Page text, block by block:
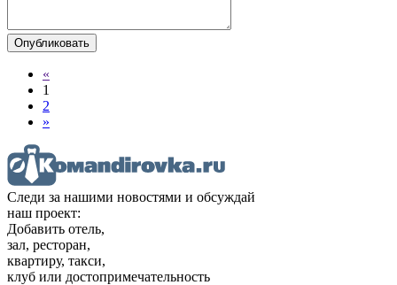
«
1
2
»
Следи за нашими новостями и обсуждай
наш проект:
Добавить отель,
зал, ресторан,
квартиру, такси,
клуб или достопримечательность